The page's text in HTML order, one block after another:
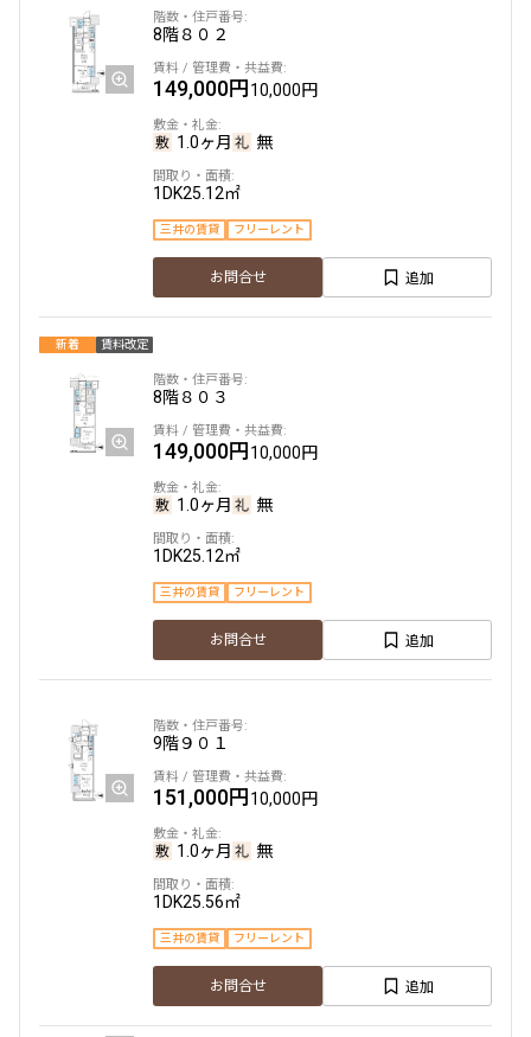
8階８０２
149,000円10,000円
1.0ヶ月 無
1DK25.12㎡
三井の賃貸 フリーレント
お問合せ 追加
新着 賃料改定
8階８０３
149,000円10,000円
1.0ヶ月 無
1DK25.12㎡
三井の賃貸 フリーレント
お問合せ 追加
9階９０１
151,000円10,000円
1.0ヶ月 無
1DK25.56㎡
三井の賃貸 フリーレント
お問合せ 追加